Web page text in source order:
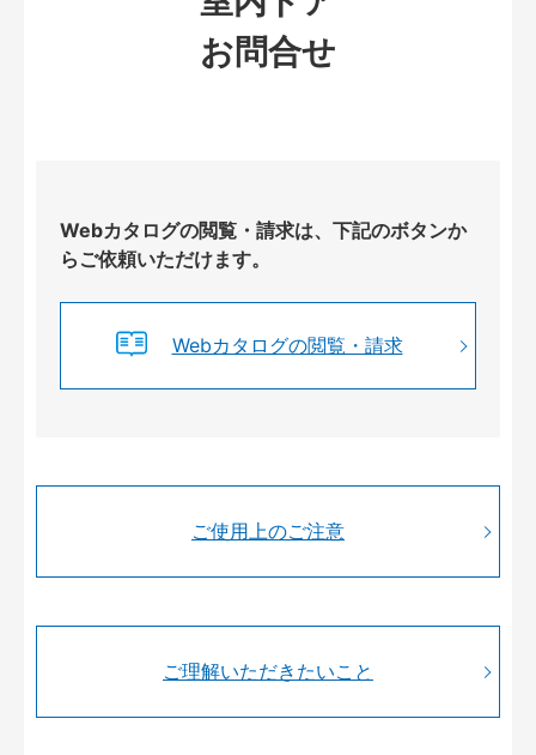
お問合せ
Webカタログの閲覧・請求は、下記のボタンか
らご依頼いただけます。
Webカタログの閲覧・請求
ご使用上のご注意
ご理解いただきたいこと